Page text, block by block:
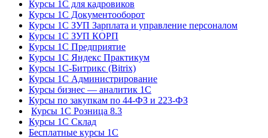
Курсы 1С для кадровиков
Курсы 1С Документооборот
Курсы 1С ЗУП Зарплата и управление персоналом
Курсы 1С ЗУП КОРП
Курсы 1С Предприятие
Курсы 1С Яндекс Практикум
Курсы 1С-Битрикс (Bitrix)
Курсы 1С Администрирование
Курсы бизнес — аналитик 1С
Курсы по закупкам по 44‑ФЗ и 223‑ФЗ
Курсы 1С Розница 8.3
Курсы 1С Склад
Бесплатные курсы 1С